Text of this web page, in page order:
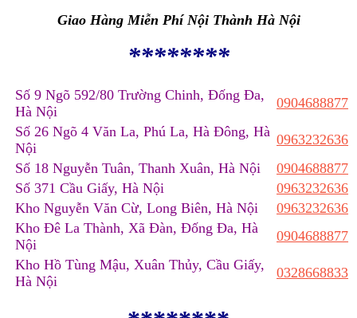
Giao Hàng Miễn Phí Nội Thành Hà Nội
********
Số 9 Ngõ 592/80 Trường Chinh, Đống Đa,
Hà Nội
0904688877
Số 26 Ngõ 4 Văn La, Phú La, Hà Đông, Hà
Nội
0963232636
Số 18 Nguyễn Tuân, Thanh Xuân, Hà Nội
0904688877
Số 371 Cầu Giấy, Hà Nội
0963232636
Kho Nguyễn Văn Cừ, Long Biên, Hà Nội
0963232636
Kho Đê La Thành, Xã Đàn, Đống Đa, Hà
Nội
0904688877
Kho Hồ Tùng Mậu, Xuân Thủy, Cầu Giấy,
Hà Nội
0328668833